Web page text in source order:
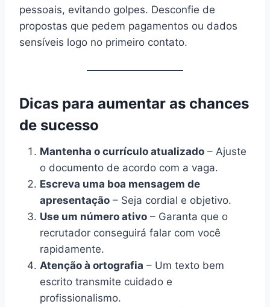
pessoais, evitando golpes. Desconfie de
propostas que pedem pagamentos ou dados
sensíveis logo no primeiro contato.
Dicas para aumentar as chances
de sucesso
Mantenha o currículo atualizado – Ajuste
o documento de acordo com a vaga.
Escreva uma boa mensagem de
apresentação – Seja cordial e objetivo.
Use um número ativo – Garanta que o
recrutador conseguirá falar com você
rapidamente.
Atenção à ortografia – Um texto bem
escrito transmite cuidado e
profissionalismo.